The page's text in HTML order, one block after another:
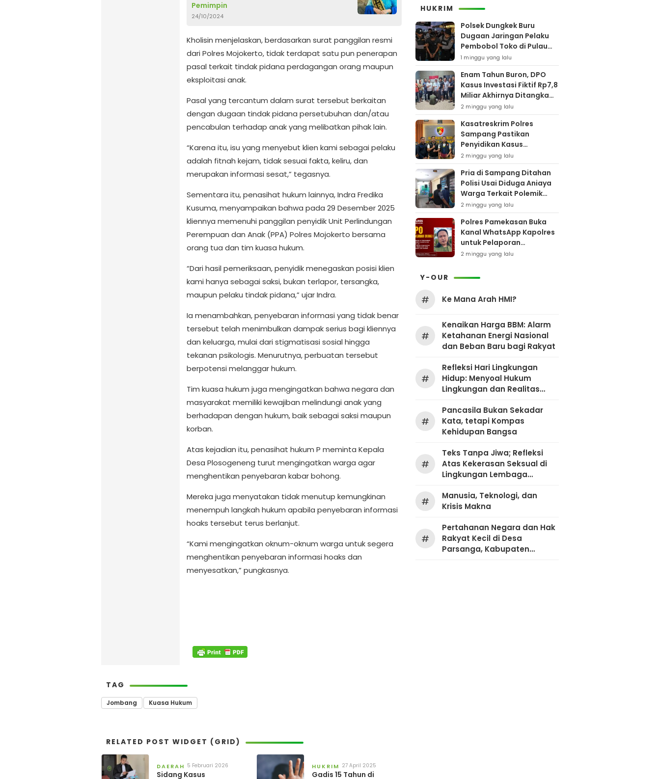
Pemimpin
24/10/2024
Kholisin menjelaskan, berdasarkan surat panggilan resmi
dari Polres Mojokerto, tidak terdapat satu pun penerapan
pasal terkait tindak pidana perdagangan orang maupun
eksploitasi anak.
Pasal yang tercantum dalam surat tersebut berkaitan
dengan dugaan tindak pidana persetubuhan dan/atau
pencabulan terhadap anak yang melibatkan pihak lain.
“Karena itu, isu yang menyebut klien kami sebagai pelaku
adalah fitnah kejam, tidak sesuai fakta, keliru, dan
merupakan informasi sesat,” tegasnya.
Sementara itu, penasihat hukum lainnya, Indra Fredika
Kusuma, menyampaikan bahwa pada 29 Desember 2025
kliennya memenuhi panggilan penyidik Unit Perlindungan
Perempuan dan Anak (PPA) Polres Mojokerto bersama
orang tua dan tim kuasa hukum.
“Dari hasil pemeriksaan, penyidik menegaskan posisi klien
kami hanya sebagai saksi, bukan terlapor, tersangka,
maupun pelaku tindak pidana,” ujar Indra.
Ia menambahkan, penyebaran informasi yang tidak benar
tersebut telah menimbulkan dampak serius bagi kliennya
dan keluarga, mulai dari stigmatisasi sosial hingga
tekanan psikologis. Menurutnya, perbuatan tersebut
berpotensi melanggar hukum.
Tim kuasa hukum juga mengingatkan bahwa negara dan
masyarakat memiliki kewajiban melindungi anak yang
berhadapan dengan hukum, baik sebagai saksi maupun
korban.
Atas kejadian itu, penasihat hukum P meminta Kepala
Desa Plosogeneng turut mengingatkan warga agar
menghentikan penyebaran kabar bohong.
Mereka juga menyatakan tidak menutup kemungkinan
menempuh langkah hukum apabila penyebaran informasi
hoaks tersebut terus berlanjut.
“Kami mengingatkan oknum-oknum warga untuk segera
menghentikan penyebaran informasi hoaks dan
menyesatkan,” pungkasnya.
TAG
Jombang Kuasa Hukum
RELATED POST WIDGET (GRID)
DAERAH 5 Februari 2026
Sidang Kasus
HUKRIM 27 April 2025
Gadis 15 Tahun di
HUKRIM
Polsek Dungkek Buru
Dugaan Jaringan Pelaku
Pembobol Toko di Pulau
Gili Iyang
1 minggu yang lalu
Enam Tahun Buron, DPO
Kasus Investasi Fiktif Rp7,8
Miliar Akhirnya Ditangkap
Polres Pamekasan
2 minggu yang lalu
Kasatreskrim Polres
Sampang Pastikan
Penyidikan Kasus
Rudapaksa Anak Berjalan
Sesuai Fakta Hukum
2 minggu yang lalu
Pria di Sampang Ditahan
Polisi Usai Diduga Aniaya
Warga Terkait Polemik
Bansos
2 minggu yang lalu
Polres Pamekasan Buka
Kanal WhatsApp Kapolres
untuk Pelaporan
Keberadaan DPO AEF
2 minggu yang lalu
Y-OUR
# Ke Mana Arah HMI?
#
Kenaikan Harga BBM: Alarm
Ketahanan Energi Nasional
dan Beban Baru bagi Rakyat
#
Refleksi Hari Lingkungan
Hidup: Menyoal Hukum
Lingkungan dan Realitas
#
Pancasila Bukan Sekadar
Kata, tetapi Kompas
Kehidupan Bangsa
#
Teks Tanpa Jiwa; Refleksi
Atas Kekerasan Seksual di
Lingkungan Lembaga
#
Manusia, Teknologi, dan
Krisis Makna
#
Pertahanan Negara dan Hak
Rakyat Kecil di Desa
Parsanga, Kabupaten